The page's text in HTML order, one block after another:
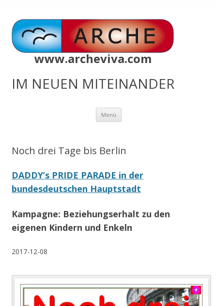
www.archeviva.com
IM NEUEN MITEINANDER
Menü Zum
springen
Noch drei Tage bis Berlin
DADDY’s PRIDE PARADE in der
bundesdeutschen Hauptstadt
Kampagne: Beziehungserhalt zu den
eigenen Kindern und Enkeln
2017-12-08